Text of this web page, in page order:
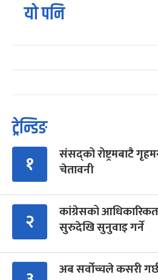
यो पनि
ट्रेन्डिङ
१
संसद्को रोष्ट्रमबाटै
चेतावनी
२
कांग्रेसको
सुरुदेखि सुनुवाइ गर्ने
अब सर्वोच्चले कसरी